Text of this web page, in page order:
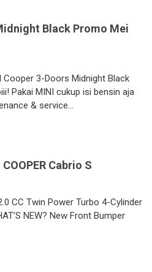
Black Promo Mei
Cooper 3-Doors Midnight Black
Pakai MINI cukup isi bensin aja
& service…
Cabrio S
CC Twin Power Turbo 4-Cylinder
NEW? New Front Bumper